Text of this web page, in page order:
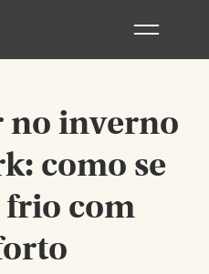
no inverno
como se
com